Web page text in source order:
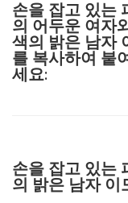
손을 잡고 있는
의 어두운 여자
색의 밝은 남자
를 복사하여 붙
세요:
손을 잡고 있는
의 밝은 남자 이